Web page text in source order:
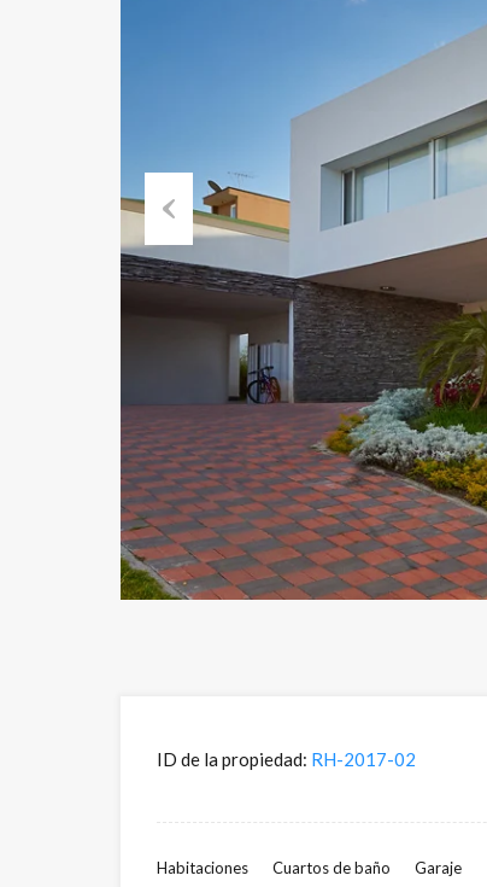
Previous
ID de la propiedad: RH-2017-02
Habitaciones Cuartos de baño Garaje